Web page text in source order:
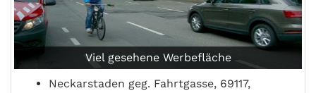
Viel gesehene Werbefläche
Neckarstaden geg. Fahrtgasse, 69117,